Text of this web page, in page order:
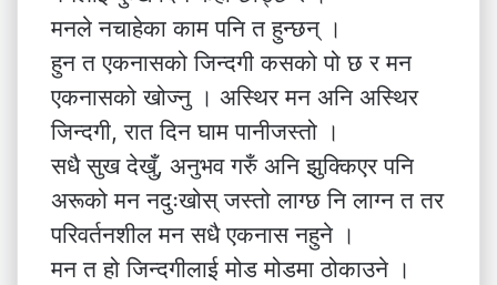
मनले नचाहेका काम पनि त हुन्छन् ।
हुन त एकनासको जिन्दगी कसको पो छ र मन
एकनासको खोज्नु । अस्थिर मन अनि अस्थिर
जिन्दगी, रात दिन घाम पानीजस्तो ।
सधै सुख देखुँ, अनुभव गरुँ अनि झुक्किएर पनि
अरूको मन नदुःखोस् जस्तो लाग्छ नि लाग्न त तर
परिवर्तनशील मन सधै एकनास नहुने ।
मन त हो जिन्दगीलाई मोड मोडमा ठोकाउने ।